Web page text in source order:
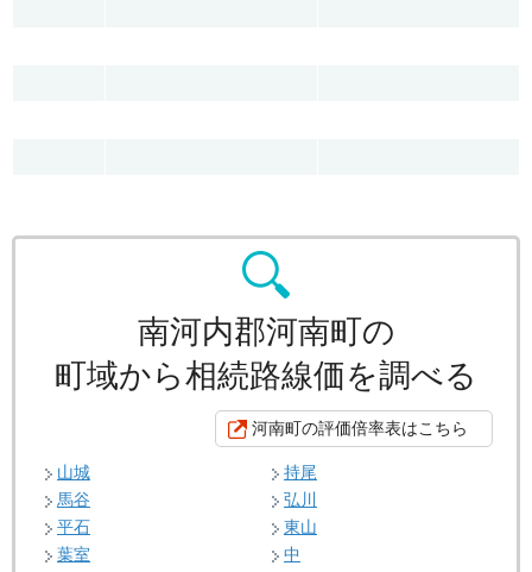
南河内郡河南町の
町域から相続路線価を調べる
河南町の評価倍率表はこちら
山城
持尾
馬谷
弘川
平石
東山
葉室
中